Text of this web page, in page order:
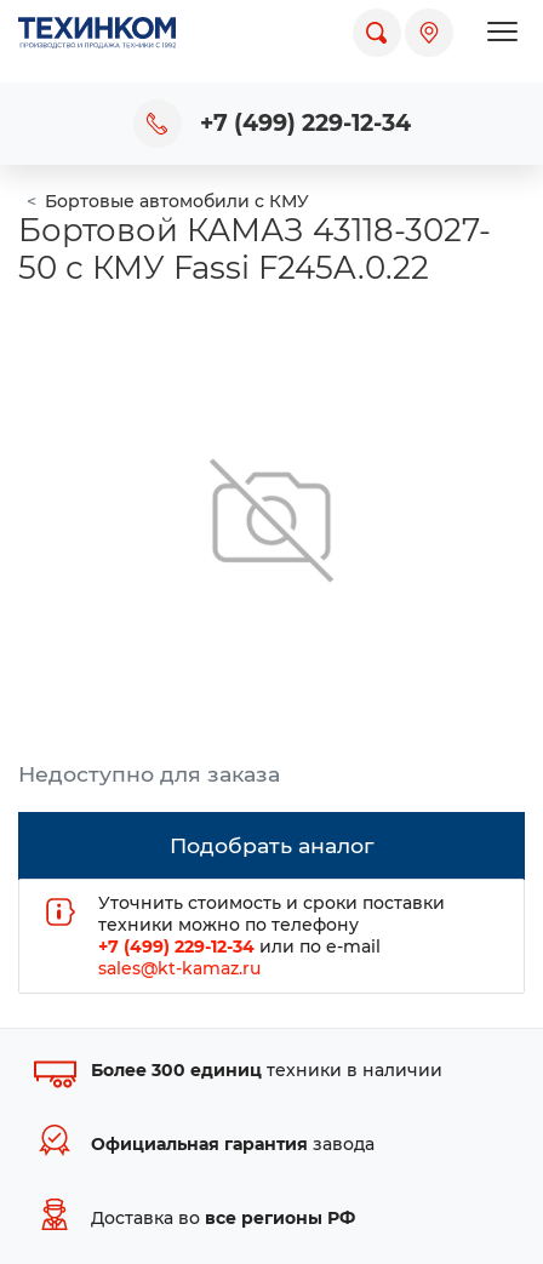
+7 (499) 229-12-34
Бортовые автомобили с КМУ
Бортовой КАМАЗ 43118-3027-
50 с КМУ Fassi F245A.0.22
Подобрать аналог
Уточнить стоимость и сроки поставки
техники можно по телефону
+7 (499) 229-12-34 или по e-mail
sales@kt-kamaz.ru
Более 300 единиц техники в наличии
Официальная гарантия завода
Доставка во все регионы РФ